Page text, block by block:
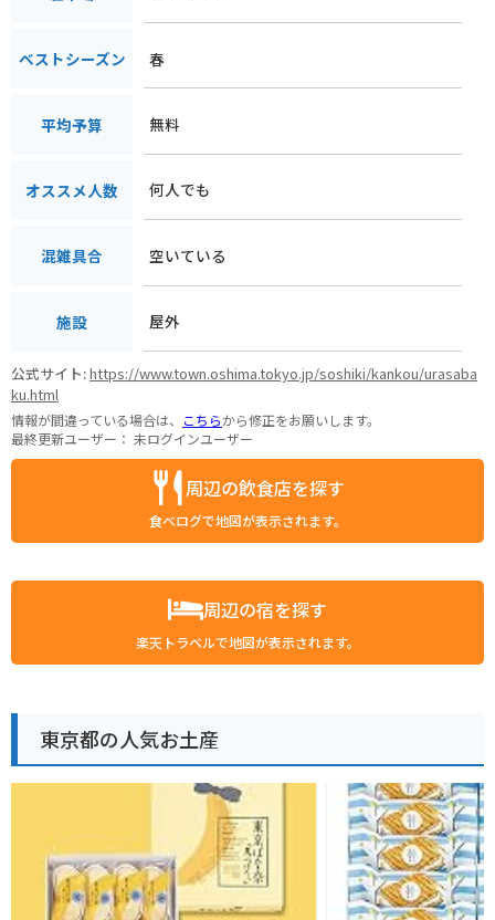
ベストシーズン 春
平均予算 無料
オススメ人数 何人でも
混雑具合 空いている
施設 屋外
公式サイト:https://www.town.oshima.tokyo.jp/soshiki/kankou/urasaba
ku.html
情報が間違っている場合は、 こちらから修正をお願いします。
最終更新ユーザー： 未ログインユーザー
周辺の飲食店を探す
食べログで地図が表示されます。
周辺の宿を探す
楽天トラベルで地図が表示されます。
東京都の人気お土産